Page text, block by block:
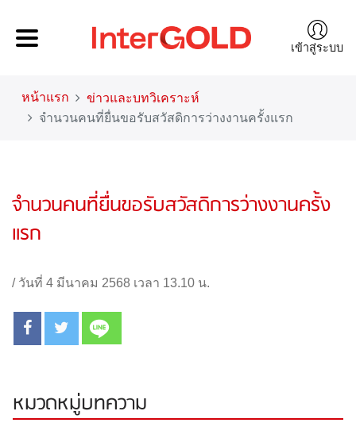
เข้าสู่ระบบ
หน้าแรก
ข่าวและบทวิเคราะห์
จำนวนคนที่ยื่นขอรับสวัสดิการว่างงานครั้งแรก
จำนวนคนที่ยื่นขอรับสวัสดิการว่างงานครั้ง
แรก
/ วันที่ 4 มีนาคม 2568 เวลา 13.10 น.
หมวดหมู่บทความ